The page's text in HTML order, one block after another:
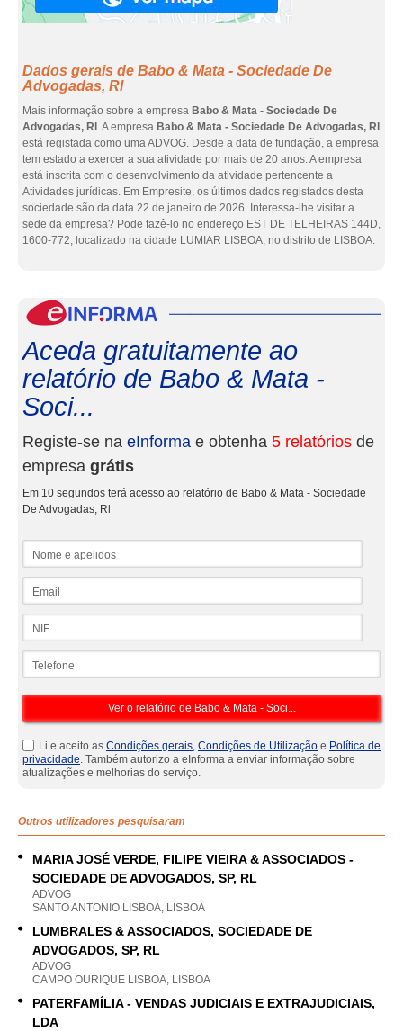
Dados gerais de Babo & Mata - Sociedade De
Advogadas, Rl
Mais informação sobre a empresa Babo & Mata - Sociedade De
Advogadas, Rl . A empresa Babo & Mata - Sociedade De Advogadas, Rl
está registada como uma ADVOG. Desde a data de fundação, a empresa
tem estado a exercer a sua atividade por mais de 20 anos. A empresa
está inscrita com o desenvolvimento da atividade pertencente a
Atividades jurídicas. Em Empresite, os últimos dados registados desta
sociedade são da data 22 de janeiro de 2026. Interessa-lhe visitar a
sede da empresa? Pode fazê-lo no endereço EST DE TELHEIRAS 144D,
1600-772, localizado na cidade LUMIAR LISBOA, no distrito de LISBOA.
Aceda gratuitamente ao
relatório de Babo & Mata -
Soci...
Registe-se na eInforma e obtenha 5 relatórios de
empresa grátis
Em 10 segundos terá acesso ao relatório de Babo & Mata - Sociedade
De Advogadas, Rl
Li e aceito as Condições gerais, Condições de Utilização e Política de
privacidade. Também autorizo a eInforma a enviar informação sobre
atualizações e melhorias do serviço.
Outros utilizadores pesquisaram
MARIA JOSÉ VERDE, FILIPE VIEIRA & ASSOCIADOS -
SOCIEDADE DE ADVOGADOS, SP, RL
ADVOG
SANTO ANTONIO LISBOA, LISBOA
LUMBRALES & ASSOCIADOS, SOCIEDADE DE
ADVOGADOS, SP, RL
ADVOG
CAMPO OURIQUE LISBOA, LISBOA
PATERFAMÍLIA - VENDAS JUDICIAIS E EXTRAJUDICIAIS,
LDA